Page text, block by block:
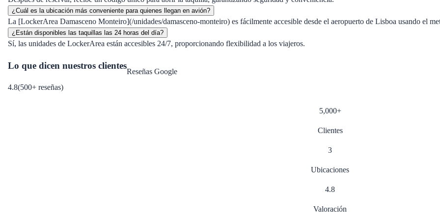
¿Cuál es la ubicación más conveniente para quienes llegan en avión?
La [LockerArea Damasceno Monteiro](/unidades/damasceno-monteiro) es fácilmente accesible desde el aeropuerto de Lisboa usando el
¿Están disponibles las taquillas las 24 horas del día?
Sí, las unidades de LockerArea están accesibles 24/7, proporcionando flexibilidad a los viajeros.
Lo que dicen nuestros clientes
4.8(500+ reseñas)
Reseñas Google
5,000+
Clientes
3
Ubicaciones
4.8
Valoración